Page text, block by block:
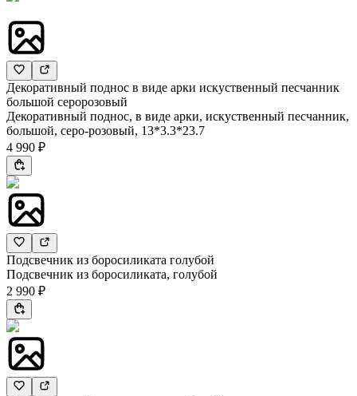
Декоративный поднос в виде арки искуственный песчанник
большой серорозовый
Декоративный поднос, в виде арки, искуственный песчанник,
большой, серо-розовый, 13*3.3*23.7
4 990 ₽
Подсвечник из боросиликата голубой
Подсвечник из боросиликата, голубой
2 990 ₽